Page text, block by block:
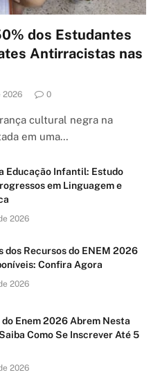
dos Estudantes
Antirracistas nas
2026 0
cultural negra na
em uma…
Educação Infantil: Estudo
em Linguagem e
2026
dos Recursos do ENEM 2026
Confira Agora
2026
Enem 2026 Abrem Nesta
Como Se Inscrever Até 5
2026